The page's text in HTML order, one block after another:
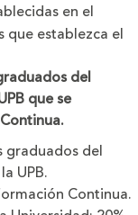
en el
que establezca el
del
que se
graduados del
UPB.
Continua.